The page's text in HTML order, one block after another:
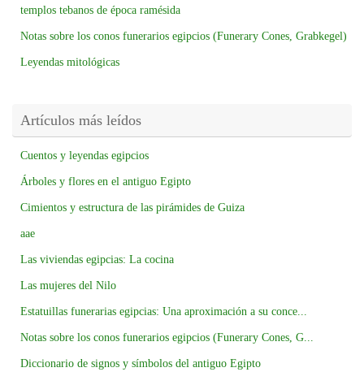
templos tebanos de época ramésida
Notas sobre los conos funerarios egipcios (Funerary Cones, Grabkegel)
Leyendas mitológicas
Artículos más leídos
Cuentos y leyendas egipcios
Árboles y flores en el antiguo Egipto
Cimientos y estructura de las pirámides de Guiza
aae
Las viviendas egipcias: La cocina
Las mujeres del Nilo
Estatuillas funerarias egipcias: Una aproximación a su conce...
Notas sobre los conos funerarios egipcios (Funerary Cones, G...
Diccionario de signos y símbolos del antiguo Egipto